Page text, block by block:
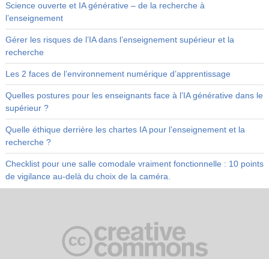
Science ouverte et IA générative – de la recherche à
l’enseignement
Gérer les risques de l’IA dans l’enseignement supérieur et la
recherche
Les 2 faces de l’environnement numérique d’apprentissage
Quelles postures pour les enseignants face à l’IA générative dans le
supérieur ?
Quelle éthique derrière les chartes IA pour l’enseignement et la
recherche ?
Checklist pour une salle comodale vraiment fonctionnelle : 10 points
de vigilance au-delà du choix de la caméra.